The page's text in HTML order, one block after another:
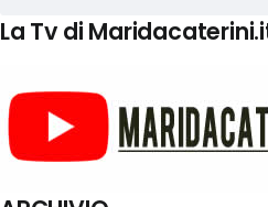
La Tv di